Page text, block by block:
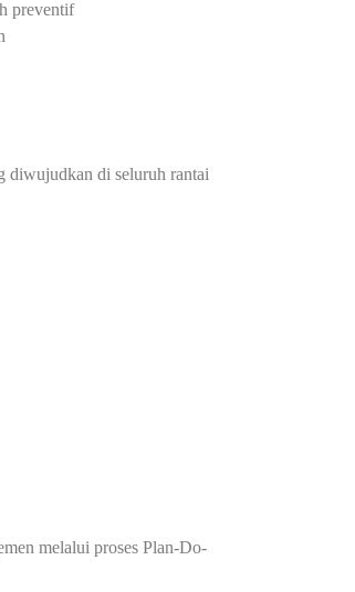
preventif
diwujudkan di seluruh rantai
melalui proses Plan-Do-